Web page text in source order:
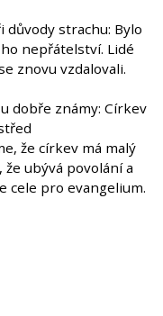
strachu: Bylo
nepřátelství. Lidé
znovu vzdalovali.
dobře známy: Církev
že církev má malý
ubývá povolání a
cele pro evangelium.